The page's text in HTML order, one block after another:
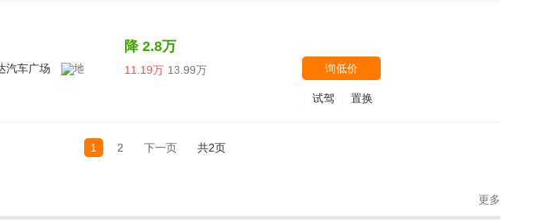
汽车广场
降 2.8万
11.19万 13.99万 询低价
置换
试驾
1 2 下一页 共2页
更多